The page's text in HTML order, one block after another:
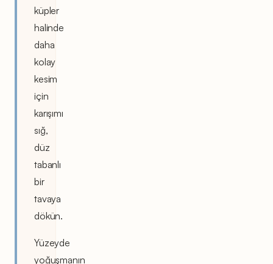
küpler
halinde
daha
kolay
kesim
için
karışımı
sığ,
düz
tabanlı
bir
tavaya
dökün.
Yüzeyde
yoğuşmanın